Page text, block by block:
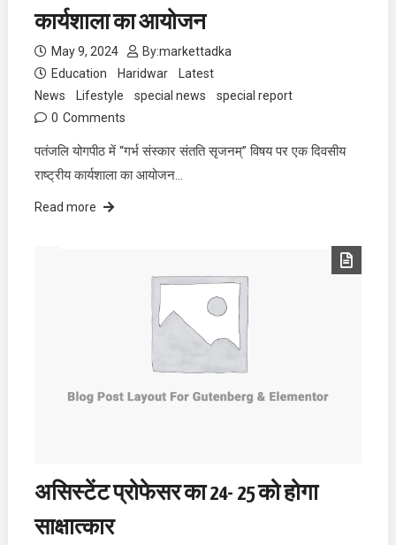
कार्यशाला का आयोजन
May 9, 2024 By:markettadka
Education
Haridwar
Latest
News
Lifestyle special news
special report
0 Comments
पतंजलि योगपीठ में “गर्भ संस्कार संतति सृजनम्” विषय पर एक दिवसीय
राष्ट्रीय कार्यशाला का आयोजन…
Read more
असिस्टेंट प्रोफेसर का 24- 25 को होगा
साक्षात्कार